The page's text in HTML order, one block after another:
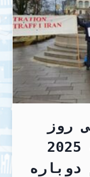
روز
شنبه 22 فوریه 2025
دوباره